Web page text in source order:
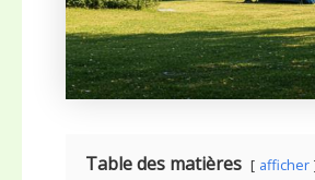
Table des matières afficher